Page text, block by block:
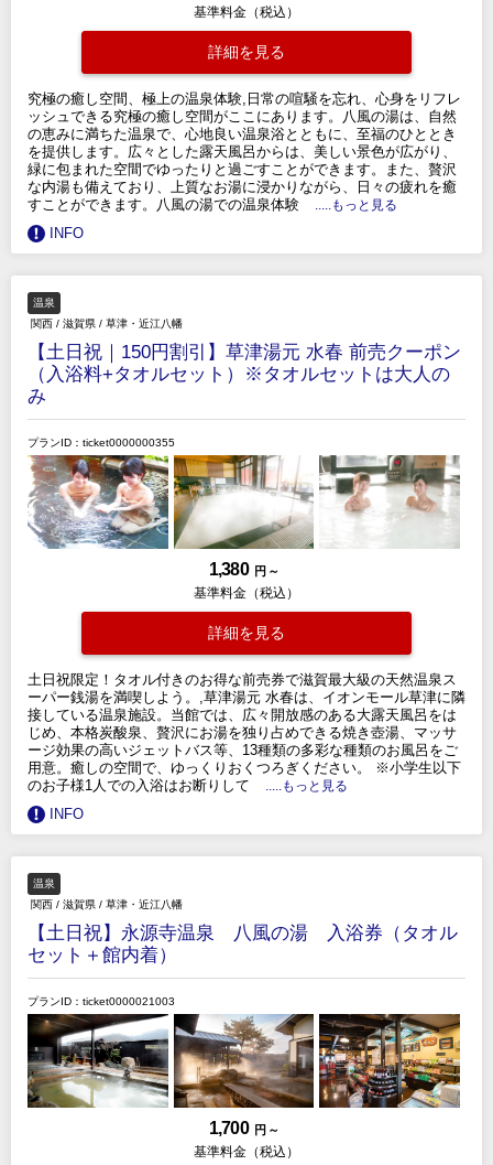
基準料金（税込）
詳細を見る
究極の癒し空間、極上の温泉体験,日常の喧騒を忘れ、心身をリフレ
ッシュできる究極の癒し空間がここにあります。八風の湯は、自然
の恵みに満ちた温泉で、心地良い温泉浴とともに、至福のひととき
を提供します。広々とした露天風呂からは、美しい景色が広がり、
緑に包まれた空間でゆったりと過ごすことができます。また、贅沢
な内湯も備えており、上質なお湯に浸かりながら、日々の疲れを癒
すことができます。八風の湯での温泉体験
.....もっと見る
INFO
温泉
関西 / 滋賀県 / 草津・近江八幡
【土日祝｜150円割引】草津湯元 水春 前売クーポン
（入浴料+タオルセット）※タオルセットは大人の
み
プランID：ticket0000000355
1,380 円 ～
基準料金（税込）
詳細を見る
土日祝限定！タオル付きのお得な前売券で滋賀最大級の天然温泉ス
ーパー銭湯を満喫しよう。,草津湯元 水春は、イオンモール草津に隣
接している温泉施設。当館では、広々開放感のある大露天風呂をは
じめ、本格炭酸泉、贅沢にお湯を独り占めできる焼き壺湯、マッサ
ージ効果の高いジェットバス等、13種類の多彩な種類のお風呂をご
用意。癒しの空間で、ゆっくりおくつろぎください。 ※小学生以下
のお子様1人での入浴はお断りして
.....もっと見る
INFO
温泉
関西 / 滋賀県 / 草津・近江八幡
【土日祝】永源寺温泉 八風の湯 入浴券（タオル
セット＋館内着）
プランID：ticket0000021003
1,700 円 ～
基準料金（税込）